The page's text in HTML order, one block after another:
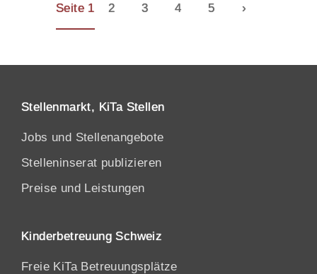
Seite 1 2 3 4 5 ›
Stellenmarkt, KiTa Stellen
Jobs und Stellenangebote
Stelleninserat publizieren
Preise und Leistungen
Kinderbetreuung Schweiz
Freie KiTa Betreuungsplätze